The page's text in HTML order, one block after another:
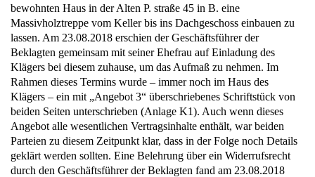
bewohnten Haus in der Alten P. straße 45 in B. eine
Massivholztreppe vom Keller bis ins Dachgeschoss einbauen zu
lassen. Am 23.08.2018 erschien der Geschäftsführer der
Beklagten gemeinsam mit seiner Ehefrau auf Einladung des
Klägers bei diesem zuhause, um das Aufmaß zu nehmen. Im
Rahmen dieses Termins wurde – immer noch im Haus des
Klägers – ein mit „Angebot 3“ überschriebenes Schriftstück von
beiden Seiten unterschrieben (Anlage K1). Auch wenn dieses
Angebot alle wesentlichen Vertragsinhalte enthält, war beiden
Parteien zu diesem Zeitpunkt klar, dass in der Folge noch Details
geklärt werden sollten. Eine Belehrung über ein Widerrufsrecht
durch den Geschäftsführer der Beklagten fand am 23.08.2018